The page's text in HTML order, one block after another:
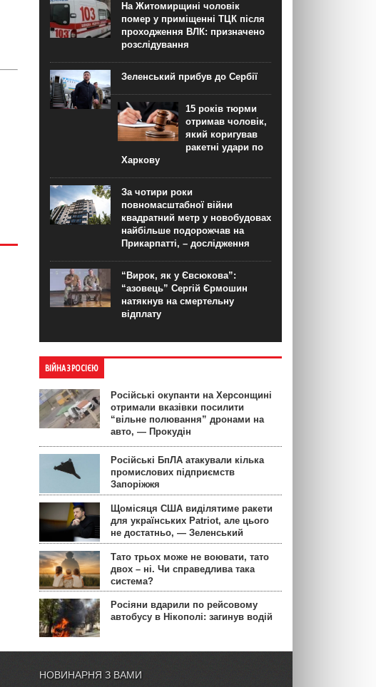
На Житомирщині чоловік
помер у приміщенні ТЦК після
проходження ВЛК: призначено
розслідування
Зеленський прибув до Сербії
15 років тюрми
отримав чоловік,
який коригував
ракетні удари по
Харкову
За чотири роки
повномасштабної війни
квадратний метр у новобудовах
найбільше подорожчав на
Прикарпатті, – дослідження
“Вирок, як у Євсюкова”:
“азовець” Сергій Єрмошин
натякнув на смертельну
відплату
ВІЙНА З РОСІЄЮ
Російські окупанти на Херсонщині
отримали вказівки посилити
“вільне полювання” дронами на
авто, — Прокудін
Російські БпЛА атакували кілька
промислових підприємств
Запоріжжя
Щомісяця США виділятиме ракети
для українських Patriot, але цього
не достатньо, — Зеленський
Тато трьох може не воювати, тато
двох – ні. Чи справедлива така
система?
Росіяни вдарили по рейсовому
автобусу в Нікополі: загинув водій
НОВИНАРНЯ З ВАМИ